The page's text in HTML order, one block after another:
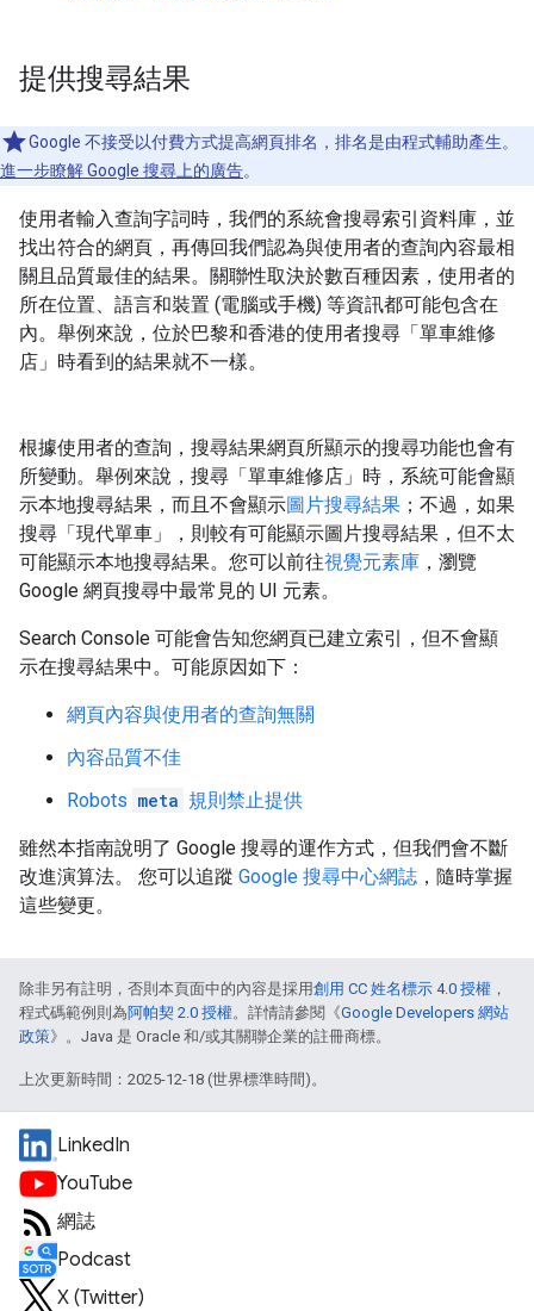
提供搜尋結果
Google 不接受以付費方式提高網頁排名，排名是由程式輔助產生。
進一步瞭解 Google 搜尋上的廣告。
使用者輸入查詢字詞時，我們的系統會搜尋索引資料庫，並
找出符合的網頁，再傳回我們認為與使用者的查詢內容最相
關且品質最佳的結果。關聯性取決於數百種因素，使用者的
所在位置、語言和裝置 (電腦或手機) 等資訊都可能包含在
內。舉例來說，位於巴黎和香港的使用者搜尋「單車維修
店」時看到的結果就不一樣。
根據使用者的查詢，搜尋結果網頁所顯示的搜尋功能也會有
所變動。舉例來說，搜尋「單車維修店」時，系統可能會顯
示本地搜尋結果，而且不會顯示圖片搜尋結果 ；不過，如果
搜尋「現代單車」，則較有可能顯示圖片搜尋結果，但不太
可能顯示本地搜尋結果。您可以前往視覺元素庫 ，瀏覽
Google 網頁搜尋中最常見的 UI 元素。
Search Console 可能會告知您網頁已建立索引，但不會顯
示在搜尋結果中。可能原因如下：
網頁內容與使用者的查詢無關
內容品質不佳
Robots meta 規則禁止提供
雖然本指南說明了 Google 搜尋的運作方式，但我們會不斷
改進演算法。 您可以追蹤 Google 搜尋中心網誌 ，隨時掌握
這些變更。
除非另有註明，否則本頁面中的內容是採用創用 CC 姓名標示 4.0 授權 ，
程式碼範例則為阿帕契 2.0 授權。詳情請參閱《Google Developers 網站
政策》。Java 是 Oracle 和/或其關聯企業的註冊商標。
上次更新時間：2025-12-18 (世界標準時間)。
LinkedIn
YouTube
網誌
Podcast
X (Twitter)